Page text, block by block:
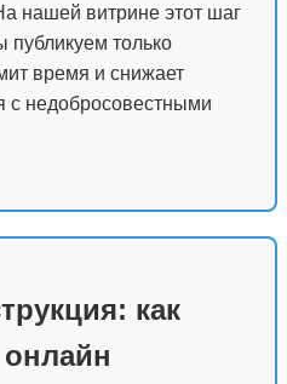
нашей витрине этот шаг
только
время и снижает
с недобросовестными
как